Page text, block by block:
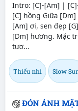
Intro: [C]-[Am] |
[C] hồng Giữa
[Am] ơi, sen đẹp
[Dm] hương. Mặc
tươ...
Thiếu nhi Slow
ĐÓN ÁNH